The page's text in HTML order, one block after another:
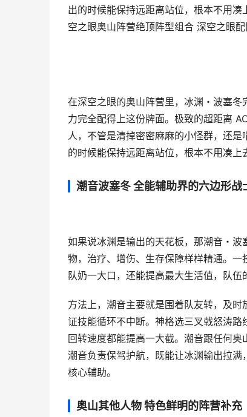
出的时候能保持远距离站位，根本不用
空之眼奥山阵营绝顶阵型组合 深空之眼配
在深空之眼的奥山阵营里，冰渊・波塞
力完全配得上这份牌面。极致的超距离
人，不管是清掉密密麻麻的小怪群，还
的时候能保持远距离站位，根本不用凑上
潮音波塞冬 全能辅助界的六边形战
如果说冰渊是输出的天花板，那潮音・波
物，治疗、增伤、生存保障样样精通。
队奶一大口，还能提高最大生活值，队伍
方法上，潮音主要就是围着队友转，及
证技能循环不中断。神格选三叉戟怒涛
回转速度都能提高一大截。潮音跟任何奥
潮音负责保驾护航，既能让冰渊输出拉
核心辅助。
奥山其他人物 特色鲜明的阵营补充